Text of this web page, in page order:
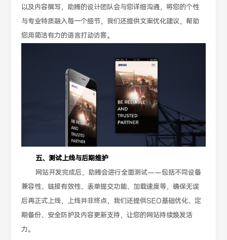
以及内容撰写，助腾的设计团队会与您详细沟通，将您的个性
与专业特质融入每一个细节，我们还提供文案优化建议，帮助
您用简洁有力的语言打动访客。
五、测试上线与后期维护
网站开发完成后，助腾会进行全面测试——包括不同设备
兼容性、链接有效性、表单提交功能、加载速度等，确保无误
后再正式上线，上线并非终点，我们还提供SEO基础优化、定
期备份、安全防护及内容更新支持，让您的网站持续焕发活
力。